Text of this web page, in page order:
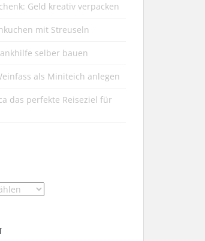
Geld kreativ verpacken
mit Streuseln
selber bauen
als Miniteich anlegen
das perfekte Reiseziel für